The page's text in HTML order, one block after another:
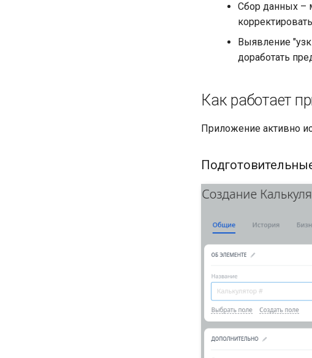
Сбор данных –
Выявление
доработать
Как работает
Приложение активно